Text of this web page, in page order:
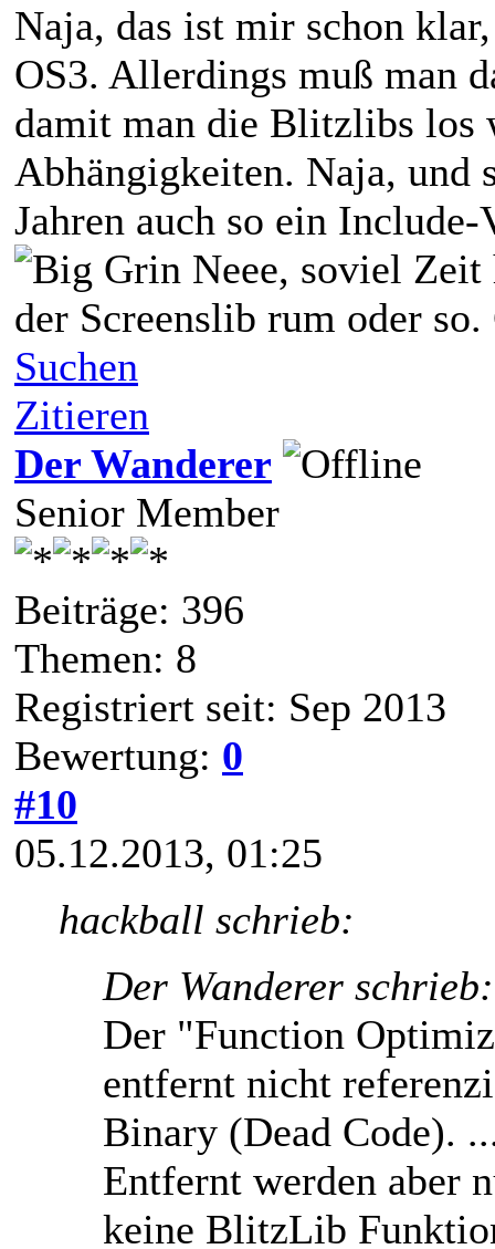
Naja, das ist mir schon
OS3. Allerdings muß man
damit man die Blitzlibs los
Abhängigkeiten. Naja, und
Jahren auch so ein
Neee, soviel
der Screenslib rum oder so.
Suchen
Zitieren
Der Wanderer
Senior Member
Beiträge: 396
Themen: 8
Registriert seit: Sep 2013
Bewertung: 0
#10
05.12.2013, 01:25
hackball schrieb:
Der Wanderer schrieb:
Der "Function
entfernt nicht
Binary (Dead Code).
Entfernt werden aber
keine BlitzLib